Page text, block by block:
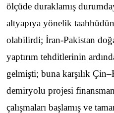
ölçüde duraklamış
altyapıya yönelik
olabilirdi; İran-Pakistan
yaptırım tehditlerinin
gelmişti; buna karşılık
demiryolu projesi
çalışmaları başlamış ve